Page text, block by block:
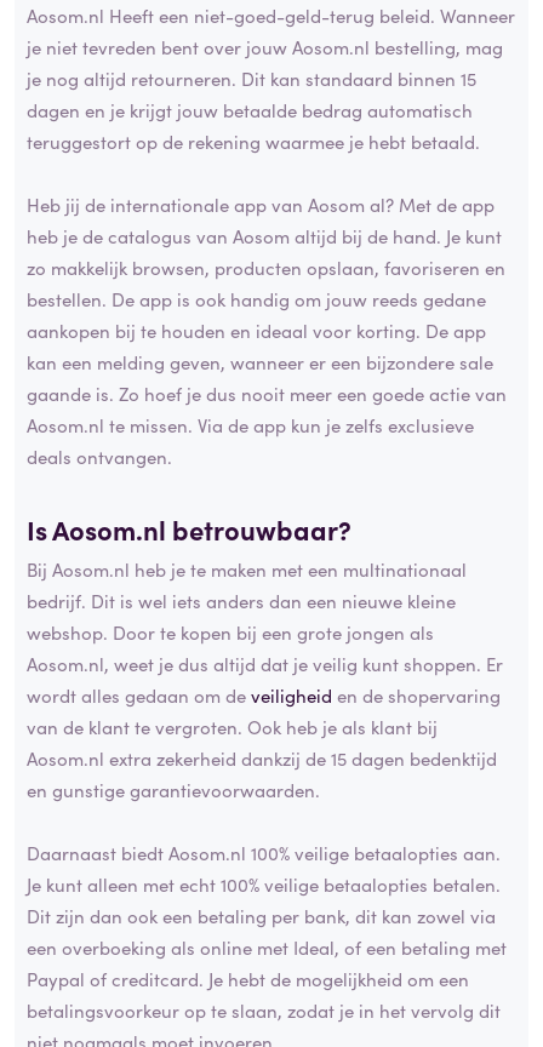
Aosom.nl Heeft een niet-goed-geld-terug beleid. Wanneer
je niet tevreden bent over jouw Aosom.nl bestelling, mag
je nog altijd retourneren. Dit kan standaard binnen 15
dagen en je krijgt jouw betaalde bedrag automatisch
teruggestort op de rekening waarmee je hebt betaald.
Heb jij de internationale app van Aosom al? Met de app
heb je de catalogus van Aosom altijd bij de hand. Je kunt
zo makkelijk browsen, producten opslaan, favoriseren en
bestellen. De app is ook handig om jouw reeds gedane
aankopen bij te houden en ideaal voor korting. De app
kan een melding geven, wanneer er een bijzondere sale
gaande is. Zo hoef je dus nooit meer een goede actie van
Aosom.nl te missen. Via de app kun je zelfs exclusieve
deals ontvangen.
Is Aosom.nl betrouwbaar?
Bij Aosom.nl heb je te maken met een multinationaal
bedrijf. Dit is wel iets anders dan een nieuwe kleine
webshop. Door te kopen bij een grote jongen als
Aosom.nl, weet je dus altijd dat je veilig kunt shoppen. Er
wordt alles gedaan om deveiligheid en de shopervaring
van de klant te vergroten. Ook heb je als klant bij
Aosom.nl extra zekerheid dankzij de 15 dagen bedenktijd
en gunstige garantievoorwaarden.
Daarnaast biedt Aosom.nl 100% veilige betaalopties aan.
Je kunt alleen met echt 100% veilige betaalopties betalen.
Dit zijn dan ook een betaling per bank, dit kan zowel via
een overboeking als online met Ideal, of een betaling met
Paypal of creditcard. Je hebt de mogelijkheid om een
betalingsvoorkeur op te slaan, zodat je in het vervolg dit